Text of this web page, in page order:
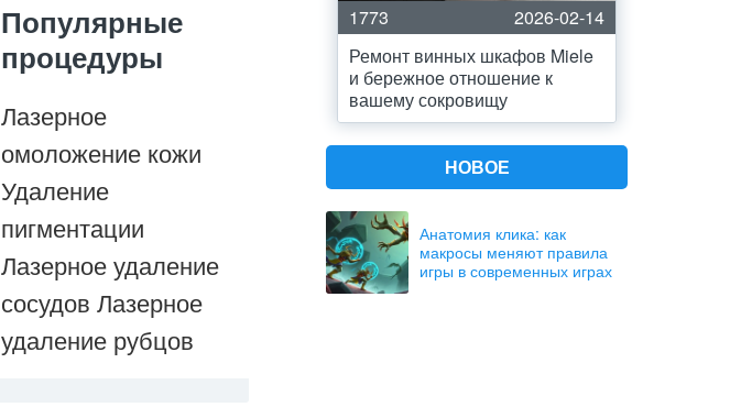
Популярные
процедуры
Лазерное
омоложение кожи
Удаление
пигментации
Лазерное удаление
сосудов Лазерное
удаление рубцов
1773
2026-02-14
Ремонт винных шкафов Miele
и бережное отношение к
вашему сокровищу
НОВОЕ
Анатомия клика: как
макросы меняют правила
игры в современных играх